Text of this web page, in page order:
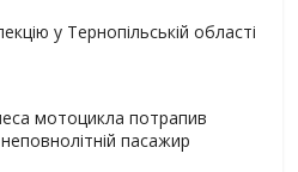
у Тернопільській області
мотоцикла потрапив
пасажир